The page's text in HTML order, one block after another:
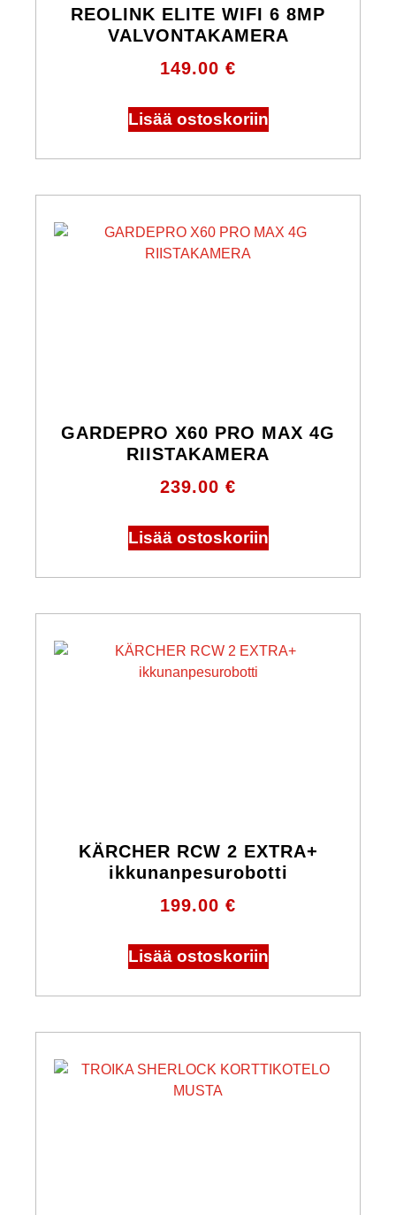
REOLINK ELITE WIFI 6 8MP
VALVONTAKAMERA
149.00 €
Lisää ostoskoriin
GARDEPRO X60 PRO MAX 4G
RIISTAKAMERA
239.00 €
Lisää ostoskoriin
KÄRCHER RCW 2 EXTRA+
ikkunanpesurobotti
199.00 €
Lisää ostoskoriin